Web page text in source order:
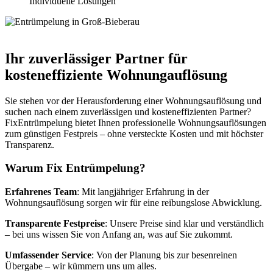
Ihr zuverlässiger Partner für
kosteneffiziente Wohnungauflösung
Sie stehen vor der Herausforderung einer Wohnungsauflösung und
suchen nach einem zuverlässigen und kosteneffizienten Partner?
FixEntrümpelung bietet Ihnen professionelle Wohnungsauflösungen
zum günstigen Festpreis – ohne versteckte Kosten und mit höchster
Transparenz.
Warum Fix Entrümpelung?
Erfahrenes Team: Mit langjähriger Erfahrung in der
Wohnungsauflösung sorgen wir für eine reibungslose Abwicklung.
Transparente Festpreise: Unsere Preise sind klar und verständlich
– bei uns wissen Sie von Anfang an, was auf Sie zukommt.
Umfassender Service: Von der Planung bis zur besenreinen
Übergabe – wir kümmern uns um alles.